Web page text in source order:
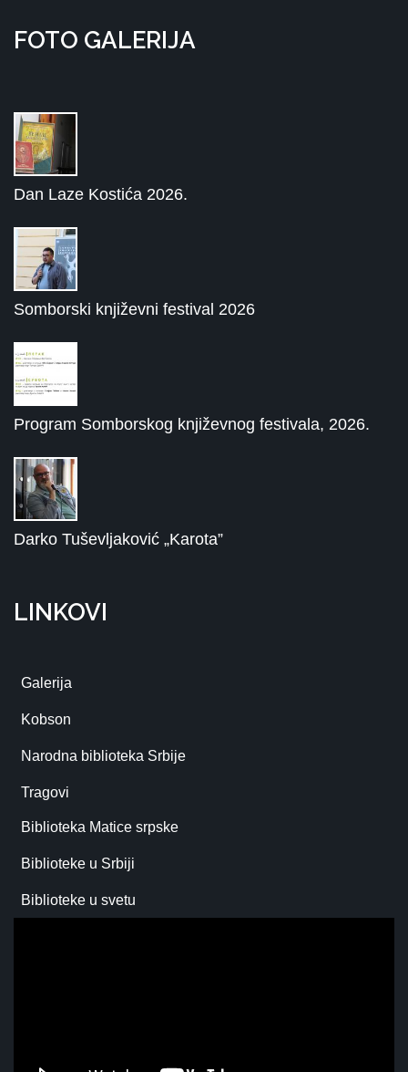
FOTO GALERIJA
Dan Laze Kostića 2026.
Somborski književni festival 2026
Program Somborskog književnog festivala, 2026.
Darko Tuševljaković „Karota”
LINKOVI
Galerija
Kobson
Narodna biblioteka Srbije
Tragovi
Biblioteka Matice srpske
Biblioteke u Srbiji
Biblioteke u svetu